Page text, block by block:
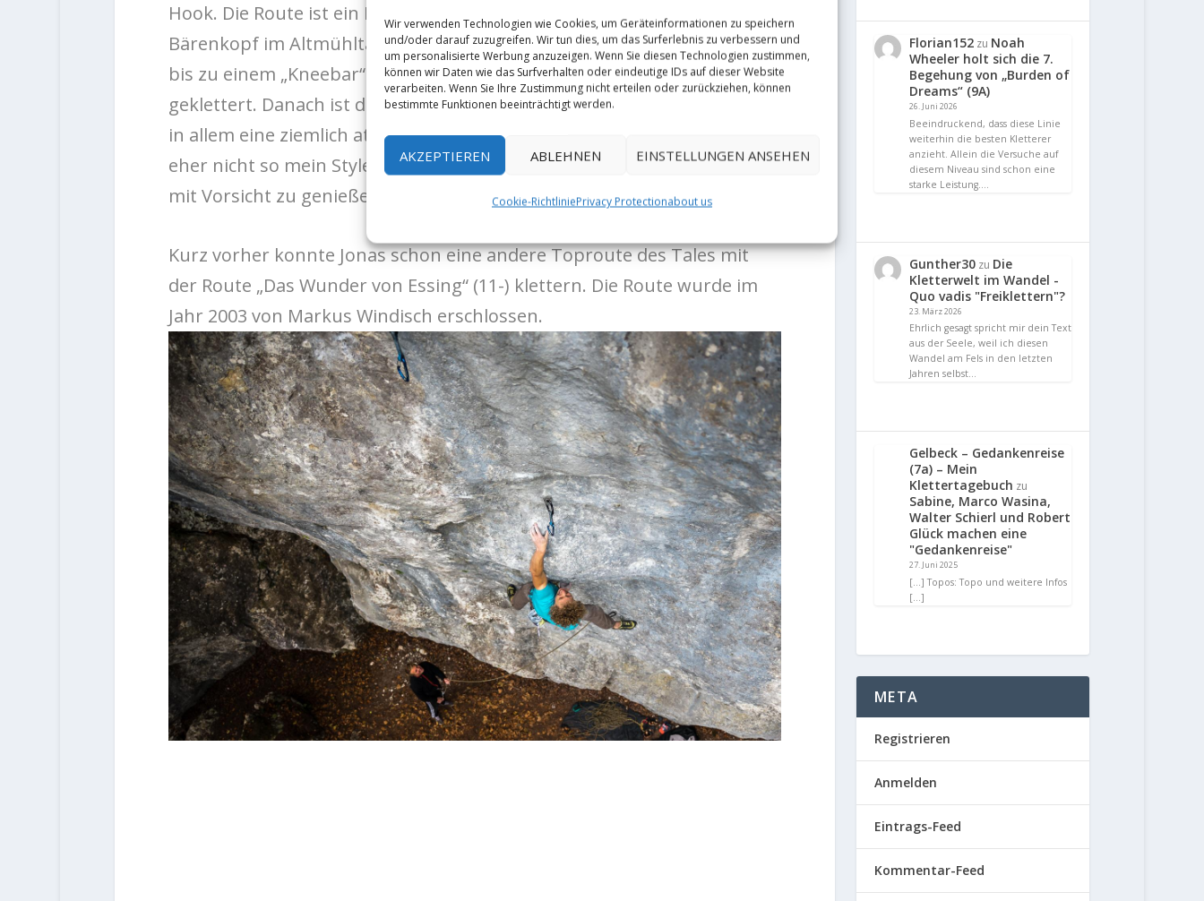
Wir verwenden Technologien wie Cookies, um Geräteinformationen zu speichern
und/oder darauf zuzugreifen. Wir tun dies, um das Surferlebnis zu verbessern und
um personalisierte Werbung anzuzeigen. Wenn Sie diesen Technologien zustimmen,
können wir Daten wie das Surfverhalten oder eindeutige IDs auf dieser Website
verarbeiten. Wenn Sie Ihre Zustimmung nicht erteilen oder zurückziehen, können
bestimmte Funktionen beeinträchtigt werden.
AKZEPTIEREN ABLEHNEN EINSTELLUNGEN ANSEHEN
Cookie-RichtliniePrivacy Protectionabout us
Hook. Die Route ist ein Linkseinstieg zur Route „Glühbirne“ am
Bärenkopf im Altmühltal und ist im Prinzip ein 12 Züge-Boulderproblem
bis zu einem „Kneebar“. Jonas hat es bei der Erstbegehung ohne
geklettert. Danach ist die Schwierigkeit mehr oder weniger vorbei. Alles
in allem eine ziemlich athletische Route. Jonas meint zur Neutour: „Es ist
eher nicht so mein Style, deswegen ist der Bewertungsvorschlag eher
mit Vorsicht zu genießen…“.
Kurz vorher konnte Jonas schon eine andere Toproute des Tales mit
der Route „Das Wunder von Essing“ (11-) klettern. Die Route wurde im
Jahr 2003 von Markus Windisch erschlossen.
Florian152 zu Noah
Wheeler holt sich die 7.
Begehung von „Burden of
Dreams“ (9A)
26. Juni 2026
Beeindruckend, dass diese Linie
weiterhin die besten Kletterer
anzieht. Allein die Versuche auf
diesem Niveau sind schon eine
starke Leistung.…
Gunther30 zu Die
Kletterwelt im Wandel -
Quo vadis "Freiklettern"?
23. März 2026
Ehrlich gesagt spricht mir dein Text
aus der Seele, weil ich diesen
Wandel am Fels in den letzten
Jahren selbst…
Gelbeck – Gedankenreise
(7a) – Mein
Klettertagebuch zu
Sabine, Marco Wasina,
Walter Schierl und Robert
Glück machen eine
"Gedankenreise"
27. Juni 2025
[…] Topos: Topo und weitere Infos
[…]
META
Registrieren
Anmelden
Eintrags-Feed
Kommentar-Feed